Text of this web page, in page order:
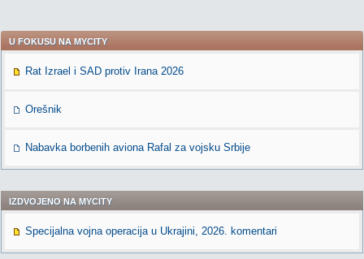
U FOKUSU NA MYCITY
Rat Izrael i SAD protiv Irana 2026
Orešnik
Nabavka borbenih aviona Rafal za vojsku Srbije
IZDVOJENO NA MYCITY
Specijalna vojna operacija u Ukrajini, 2026. komentari